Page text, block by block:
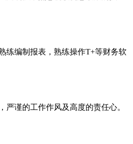
练编制报表，熟练操作T+等财务软
严谨的工作作风及高度的责任心。